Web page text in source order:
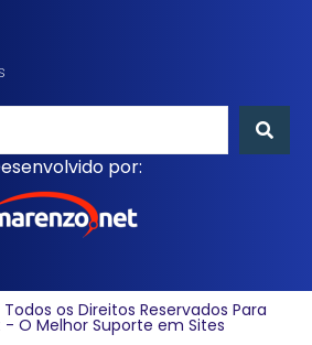
por:
os Direitos Reservados Para
O Melhor Suporte em Sites